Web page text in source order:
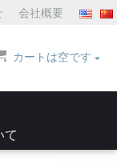
会社概要
カートは空です